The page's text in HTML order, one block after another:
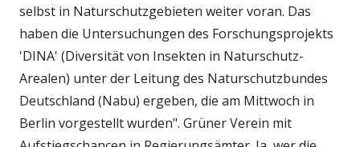
selbst in Naturschutzgebieten weiter voran. Das
haben die Untersuchungen des Forschungsprojekts
'DINA' (Diversität von Insekten in Naturschutz-
Arealen) unter der Leitung des Naturschutzbundes
Deutschland (Nabu) ergeben, die am Mittwoch in
Berlin vorgestellt wurden". Grüner Verein mit